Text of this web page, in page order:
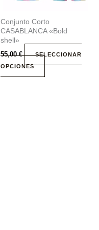
Conjunto Corto
CASABLANCA «Bold
shell»
55,00€
SELECCIONAR
OPCIONES
pueden
elegir
en
la